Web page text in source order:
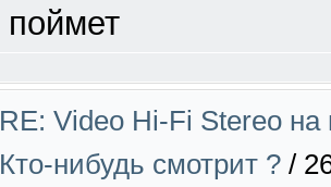
поймет
RE: Video Hi-Fi Stereo
Кто-нибудь смотрит ? /